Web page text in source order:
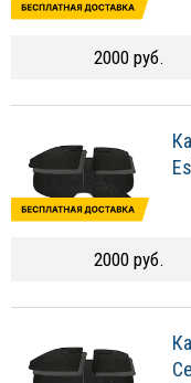
2000 руб.
2000 руб.